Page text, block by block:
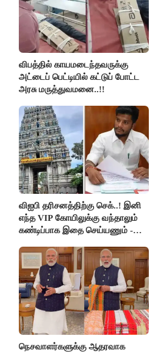
விபத்தில் காயமடைந்தவருக்கு
அட்டைப் பெட்டியில் கட்டுப் போட்ட
அரசு மருத்துவமனை..!!
விஐபி தரிசனத்திற்கு செக்..! இனி
எந்த VIP கோயிலுக்கு வந்தாலும்
கண்டிப்பாக இதை செய்யணும் -
நெசவாளர்களுக்கு ஆதரவாக